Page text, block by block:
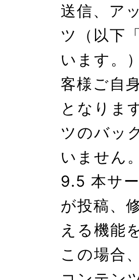
送信、ア
ツ（以下
います。
客様ご自
となりま
ツのバッ
いません。
9.5 本サ
が投稿、
える機能
この場合